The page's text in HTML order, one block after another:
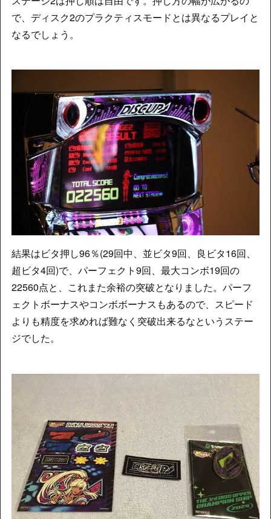
で、ディスク2のプラクティスモードとは異なるプレイと
なるでしょう。
結果はビタ押し96％(29回中、並ビタ9回、良ビタ16回、
超ビタ4回)で、パーフェクト9回、最大コンボ19回の
22560点と、これまた余裕の突破となりました。パーフ
ェクトボーナスやコンボボーナスもあるので、スピード
よりも精度を求めれば難なく突破出来るなというステー
ジでした。